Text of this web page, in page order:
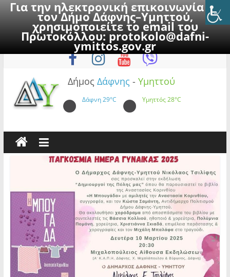
Για την ηλεκτρονική επικοινωνία με
τον Δήμο Δάφνης–Υμηττού,
χρησιμοποιείτε το email του
Πρωτοκόλλου:protokolo@dafni-
ymittos.gov.gr
to
Τετάρτη, 5 Αυγούστου 2026
Δήμος Δάφνης - Υμηττού
Δάφνη29°C Υμηττός28°C